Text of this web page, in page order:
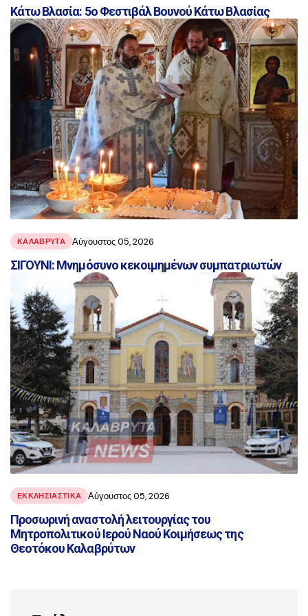
Κάτω Βλασία: 5ο Φεστιβάλ Βουνού Κάτω Βλασίας
ΚΑΛΑΒΡΥΤΑ Αύγουστος 05, 2026
ΣΙΓΟΥΝΙ: Μνημόσυνο κεκοιμημένων συμπατριωτών
ΕΚΚΛΗΣΙΑΣΤΙΚΑ Αύγουστος 05, 2026
Προσωρινή αναστολή λειτουργίας του
Μητροπολιτικού Ιερού Ναού Κοιμήσεως της
Θεοτόκου Καλαβρύτων